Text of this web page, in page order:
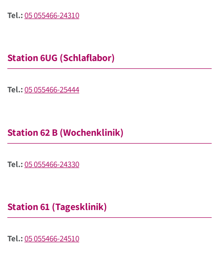
Tel.:05 055466-24310
Station 6UG (Schlaflabor)
Tel.:05 055466-25444
Station 62 B (Wochenklinik)
Tel.:05 055466-24330
Station 61 (Tagesklinik)
Tel.:05 055466-24510